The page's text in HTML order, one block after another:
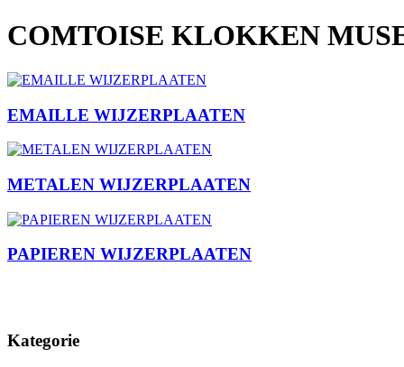
COMTOISE KLOKKEN
EMAILLE WIJZERPLAATEN
METALEN WIJZERPLAATEN
PAPIEREN WIJZERPLAATEN
Kategorie